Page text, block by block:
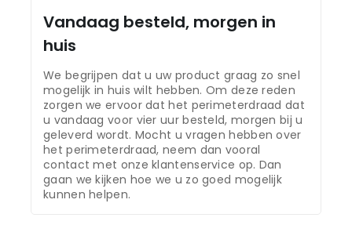
Vandaag besteld, morgen in
huis
We begrijpen dat u uw product graag zo snel
mogelijk in huis wilt hebben. Om deze reden
zorgen we ervoor dat het perimeterdraad dat
u vandaag voor vier uur besteld, morgen bij u
geleverd wordt. Mocht u vragen hebben over
het perimeterdraad, neem dan vooral
contact met onze klantenservice op. Dan
gaan we kijken hoe we u zo goed mogelijk
kunnen helpen.